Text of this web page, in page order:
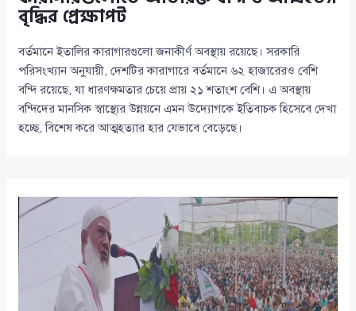
বৃদ্ধির প্রেক্ষাপট
বর্তমানে ইতালির কারাগারগুলো জনাকীর্ণ অবস্থায় রয়েছে। সরকারি
পরিসংখ্যান অনুযায়ী, দেশটির কারাগারে বর্তমানে ৬২ হাজারেরও বেশি
বন্দি রয়েছে, যা ধারণক্ষমতার চেয়ে প্রায় ২১ শতাংশ বেশি। এ অবস্থায়
বন্দিদের মানসিক স্বাস্থ্যের উন্নয়নে এমন উদ্যোগকে ইতিবাচক হিসেবে দেখা
হচ্ছে, বিশেষ করে আত্মহত্যার হার যেভাবে বেড়েছে।